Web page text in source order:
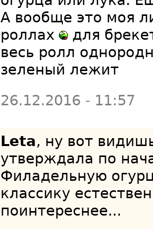
А вообще это моя
роллах
для
весь ролл
зеленый лежит
26.12.2016 - 11:57
Leta, ну вот
утверждала по
Филадельную
классику
поинтереснее...